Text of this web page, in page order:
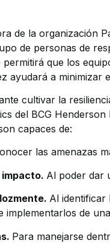
de la organización
de personas de
permitirá que los
ayudará a minimizar
cultivar la
del BCG
capaces de:
las amenazas
impacto. Al poder dar
Al identificar
implementarlos de
Para manejarse